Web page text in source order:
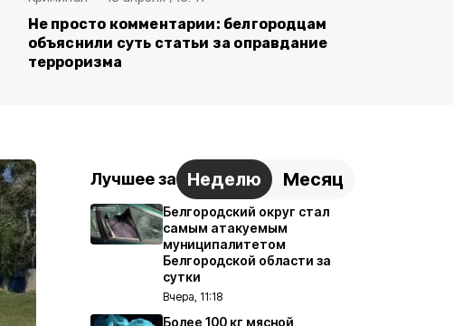
Не просто комментарии: белгородцам
объяснили суть статьи за оправдание
терроризма
Лучшее за Неделю Месяц
Белгородский округ стал
самым атакуемым
муниципалитетом
Белгородской области за
сутки
Вчера, 11:18
Более 100 кг мясной